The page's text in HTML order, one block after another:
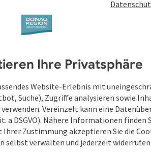
Ihre Privatsphäre
Website-Erlebnis mit
Suche), Zugriffe analysieren sowie
Vereinzelt kann eine
DSGVO). Nähere Informationen finden
Ihrer Zustimmung akzeptieren Sie die
selbst verwalten und jederzeit